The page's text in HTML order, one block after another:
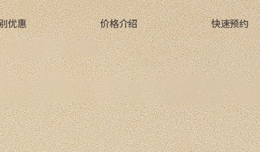
优惠 价格介绍 快速预约